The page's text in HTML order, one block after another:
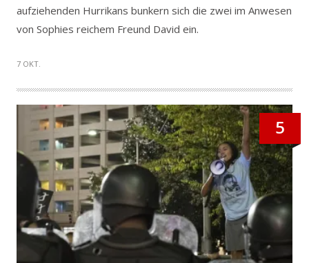
aufziehenden Hurrikans bunkern sich die zwei im Anwesen
von Sophies reichem Freund David ein.
7 OKT.
5